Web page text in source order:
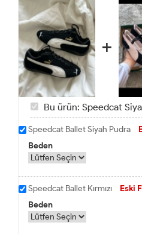
+
Bu ürün: Speedcat
Speedcat Ballet Siyah Pudra
Beden
Speedcat Ballet Kırmızı Eski
Beden